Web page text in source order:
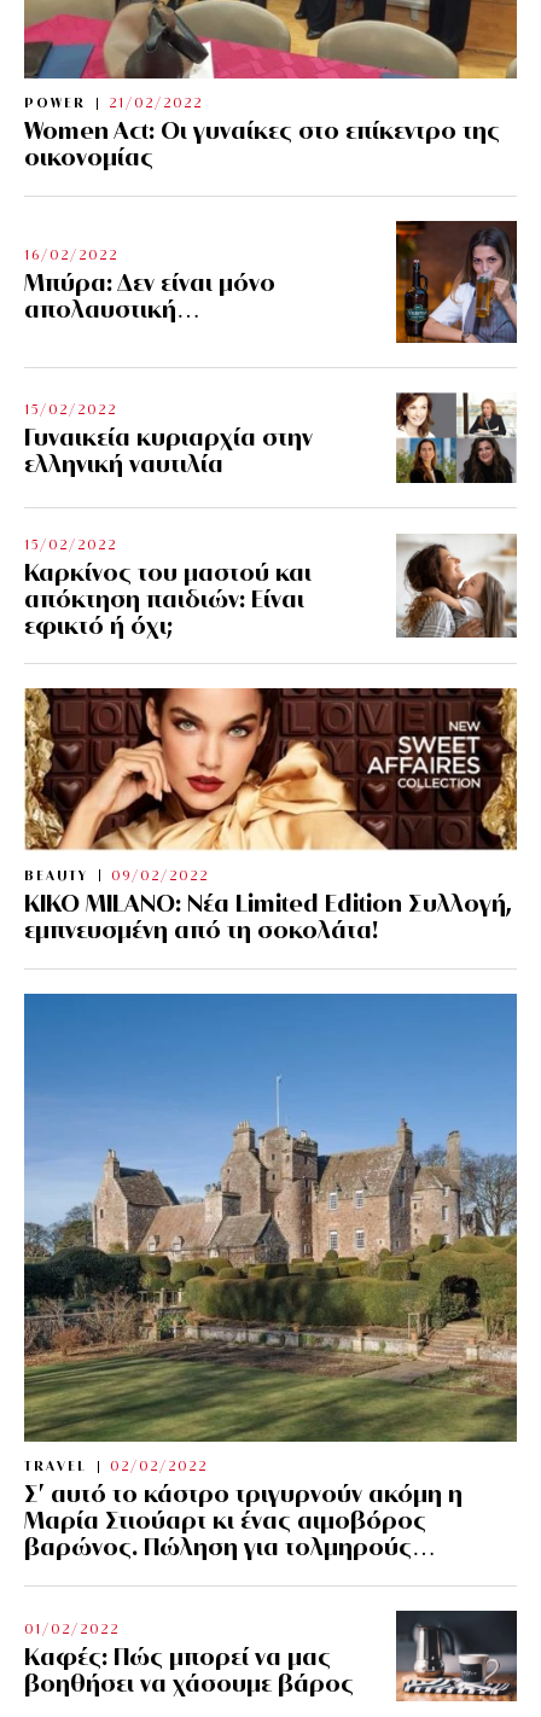
POWER 21/02/2022
Women Act: Οι γυναίκες στο επίκεντρο της
οικονομίας
16/02/2022
Μπύρα: Δεν είναι μόνο
απολαυστική…
15/02/2022
Γυναικεία κυριαρχία στην
ελληνική ναυτιλία
15/02/2022
Καρκίνος του μαστού και
απόκτηση παιδιών: Είναι
εφικτό ή όχι;
BEAUTY 09/02/2022
KIKO MILANO: Νέα Limited Edition Συλλογή,
εμπνευσμένη από τη σοκολάτα!
TRAVEL 02/02/2022
Σ’ αυτό το κάστρο τριγυρνούν ακόμη η
Μαρία Στιούαρτ κι ένας αιμοβόρος
βαρώνος. Πώληση για τολμηρούς…
01/02/2022
Kαφές: Πώς μπορεί να μας
βοηθήσει να χάσουμε βάρος